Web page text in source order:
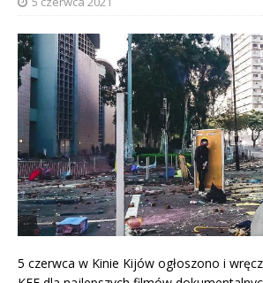
5 czerwca w Kinie Kijów ogłoszono i